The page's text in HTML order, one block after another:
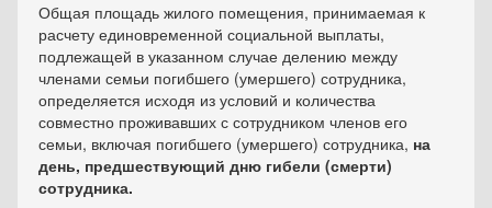
Общая площадь жилого помещения, принимаемая к
расчету единовременной социальной выплаты,
подлежащей в указанном случае делению между
членами семьи погибшего (умершего) сотрудника,
определяется исходя из условий и количества
совместно проживавших с сотрудником членов его
семьи, включая погибшего (умершего) сотрудника, на
день, предшествующий дню гибели (смерти)
сотрудника.